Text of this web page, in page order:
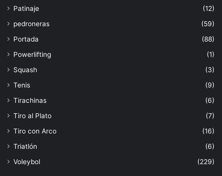
Patinaje
(12)
pedroneras
(59)
Portada
(88)
Powerlifting
(1)
Squash
(3)
Tenis
(9)
Tirachinas
(6)
Tiro al Plato
(7)
Tiro con Arco
(16)
Triatlón
(6)
Voleybol
(229)